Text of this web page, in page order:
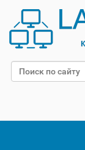
Поиск